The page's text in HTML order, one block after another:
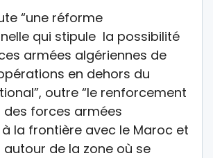
“une réforme
qui stipule la possibilité
armées algériennes de
en dehors du
outre “le renforcement
forces armées
la frontière avec le Maroc et
de la zone où se